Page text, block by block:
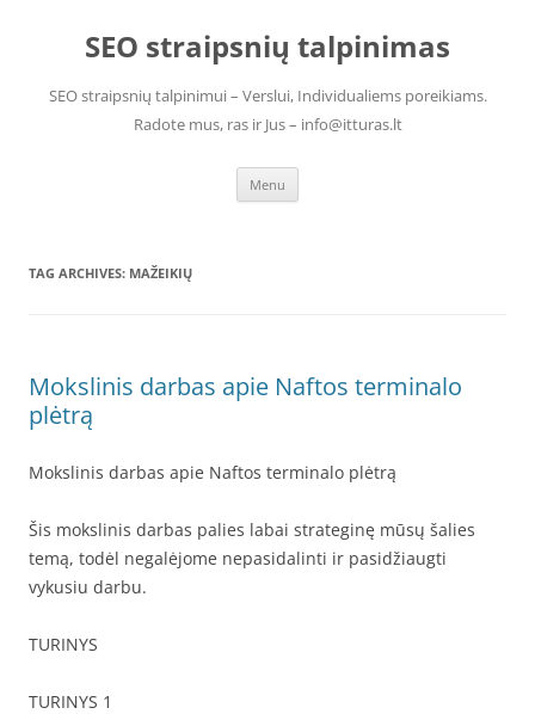
contentSEO straipsnių talpinimas
SEO straipsnių talpinimui – Verslui, Individualiems poreikiams.
Radote mus, ras ir Jus – info@itturas.lt
Menu
TAG ARCHIVES: MAŽEIKIŲ
Mokslinis darbas apie Naftos terminalo
plėtrą
Mokslinis darbas apie Naftos terminalo plėtrą
Šis mokslinis darbas palies labai strateginę mūsų šalies
temą, todėl negalėjome nepasidalinti ir pasidžiaugti
vykusiu darbu.
TURINYS
TURINYS 1